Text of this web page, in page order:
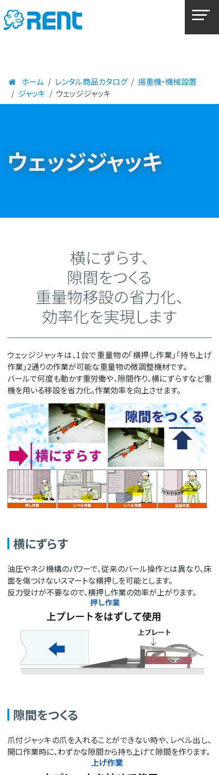
ホーム レンタル商品カタログ
揚重機・機械設置
ジャッキ
ウェッジジャッキ
ウェッジジャッキ
横にずらす、
隙間をつくる
重量物移設の省力化、
効率化を実現します
ウェッジジャッキは、1台で重量物の「横押し作業」「持ち上げ
作業」2通りの作業が可能な重量物の微調整機材です。
バールで何度も動かす重労働や、隙間作り、横にずらすなど重
機を用いる移設を省力化。作業効率を向上させます。
横にずらす
油圧やネジ機構のパワーで、従来のバール操作とは異なり、床
面を傷つけないスマートな横押しを可能とします。
反力受けが不要なので、横押し作業の効率が上がります。
隙間をつくる
爪付ジャッキの爪を入れることができない時や、レベル出し、
開口作業時に、わずかな隙間から持ち上げて隙間を作ります。